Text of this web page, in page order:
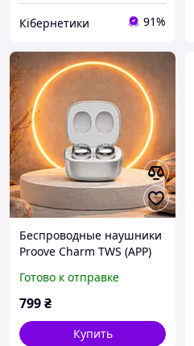
Кібернетики 91%
Беспроводные наушники
Proove Charm TWS (APP)
Готово к отправке
799₴
Купить